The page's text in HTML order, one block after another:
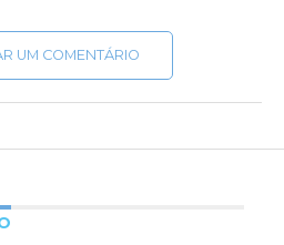
UM COMENTÁRIO